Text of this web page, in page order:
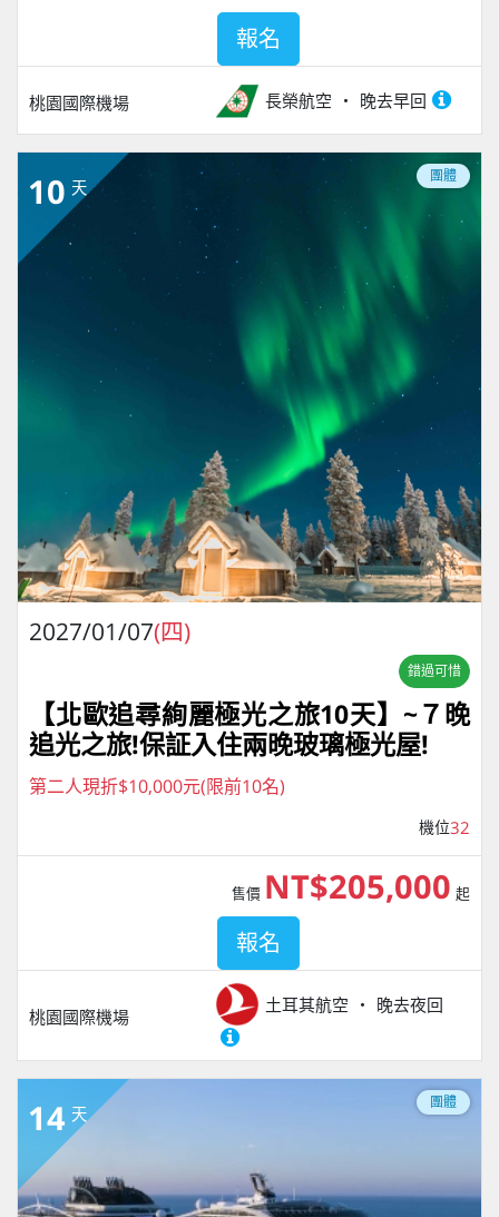
桃園國際機場 長榮航空 晚去早回
報名
10 天
團體
2027/01/07(四)
錯過可惜
【北歐追尋絢麗極光之旅10天】~７晚
追光之旅!保証入住兩晚玻璃極光屋!
第二人現折$10,000元(限前10名)
機位32
桃園國際機場
土耳其航空 晚去夜回
售價 NT$205,000 起
報名
14 天
團體